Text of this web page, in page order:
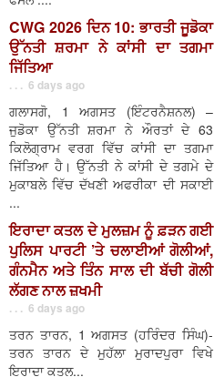
CWG 2026 ਦਿਨ 10: ਭਾਰਤੀ ਜੂਡੋਕਾ
ਉੱਨਤੀ ਸ਼ਰਮਾ ਨੇ ਕਾਂਸੀ ਦਾ ਤਗਮਾ
ਜਿੱਤਿਆ
. . . 6 days ago
ਗਲਾਸਗੋ, 1 ਅਗਸਤ (ਇੰਟਰਨੈਸ਼ਨਲ) –
ਜੁਡੋਕਾ ਉੱਨਤੀ ਸ਼ਰਮਾ ਨੇ ਔਰਤਾਂ ਦੇ 63
ਕਿਲੋਗ੍ਰਾਮ ਵਰਗ ਵਿੱਚ ਕਾਂਸੀ ਦਾ ਤਗਮਾ
ਜਿੱਤਿਆ ਹੈ। ਉੱਨਤੀ ਨੇ ਕਾਂਸੀ ਦੇ ਤਗਮੇ ਦੇ
ਮੁਕਾਬਲੇ ਵਿੱਚ ਦੱਖਣੀ ਅਫਰੀਕਾ ਦੀ ਸਕਾਈ
...
ਇਰਾਦਾ ਕਤਲ ਦੇ ਮੁਲਜ਼ਮ ਨੂੰ ਫ਼ੜਨ ਗਈ
ਪੁਲਿਸ ਪਾਰਟੀ ’ਤੇ ਚਲਾਈਆਂ ਗੋਲੀਆਂ,
ਗੰਨਮੈਨ ਅਤੇ ਤਿੰਨ ਸਾਲ ਦੀ ਬੱਚੀ ਗੋਲੀ
ਲੱਗਣ ਨਾਲ ਜ਼ਖਮੀ
. . . 6 days ago
ਤਰਨ ਤਾਰਨ, 1 ਅਗਸਤ (ਹਰਿੰਦਰ ਸਿੰਘ)-
ਤਰਨ ਤਾਰਨ ਦੇ ਮੁਹੱਲਾ ਮੁਰਾਦਪੁਰਾ ਵਿਖੇ
ਇਰਾਦਾ ਕਤਲ...